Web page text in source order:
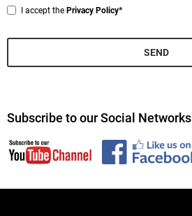
PrivacyI accept the Privacy Policy*
SEND
Subscribe to our Social Networks